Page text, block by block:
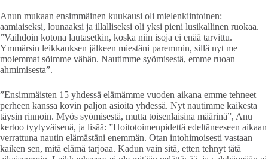
Anun mukaan ensimmäinen kuukausi oli mielenkiintoinen:
aamiaiseksi, lounaaksi ja illalliseksi oli yksi pieni lusikallinen ruokaa.
”Vaihdoin kotona lautasetkin, koska niin isoja ei enää tarvittu.
Ymmärsin leikkauksen jälkeen miestäni paremmin, sillä nyt me
molemmat söimme vähän. Nautimme syömisestä, emme ruoan
ahmimisesta”.
”Ensimmäisten 15 yhdessä elämämme vuoden aikana emme tehneet
perheen kanssa kovin paljon asioita yhdessä. Nyt nautimme kaikesta
täysin rinnoin. Myös syömisestä, mutta toisenlaisina määrinä”, Anu
kertoo tyytyväisenä, ja lisää: ”Hoitotoimenpidettä edeltäneeseen aikaan
verrattuna nautin elämästäni enemmän. Otan intohimoisesti vastaan
kaiken sen, mitä elämä tarjoaa. Kadun vain sitä, etten tehnyt tätä